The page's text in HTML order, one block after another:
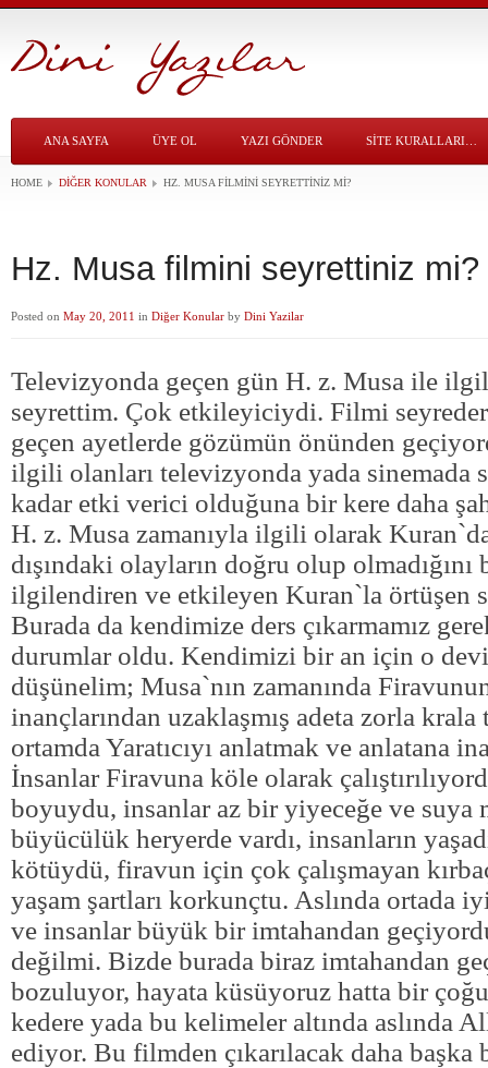
ANA SAYFA ÜYE OL YAZI GÖNDER SITE KURALLARI…
HOME DIĞER KONULAR HZ. MUSA FILMINI SEYRETTINIZ MI?
Hz. Musa filmini seyrettiniz mi?
Posted on May 20, 2011 in Diğer Konular by Dini Yazilar
Televizyonda geçen gün H. z. Musa ile
seyrettim. Çok etkileyiciydi. Filmi
geçen ayetlerde gözümün önünden
ilgili olanları televizyonda yada sinemada
kadar etki verici olduğuna bir kere daha
H. z. Musa zamanıyla ilgili olarak
dışındaki olayların doğru olup
ilgilendiren ve etkileyen Kuran`la örtüşen
Burada da kendimize ders çıkarmamız
durumlar oldu. Kendimizi bir an için o
düşünelim; Musa`nın zamanında
inançlarından uzaklaşmış adeta zorla krala
ortamda Yaratıcıyı anlatmak ve anlatana
İnsanlar Firavuna köle olarak
boyuydu, insanlar az bir yiyeceğe ve suya
büyücülük heryerde vardı, insanların
kötüydü, firavun için çok çalışmayan
yaşam şartları korkunçtu. Aslında ortada
ve insanlar büyük bir imtahandan
değilmi. Bizde burada biraz imtahandan
bozuluyor, hayata küsüyoruz hatta bir
kedere yada bu kelimeler altında aslında
ediyor. Bu filmden çıkarılacak daha başka